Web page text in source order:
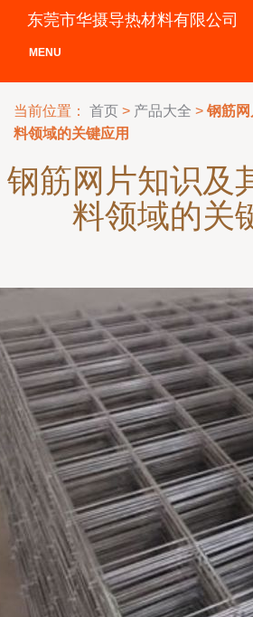
东莞市华摄导热材料有限公司
MENU
当前位置： 首页 > 产品大全 > 钢筋
料领域的关键应用
钢筋网片知识及
料领域的关